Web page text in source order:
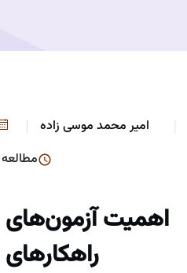
امیر محمد موسی زاده
اهمیت آزمون‌های